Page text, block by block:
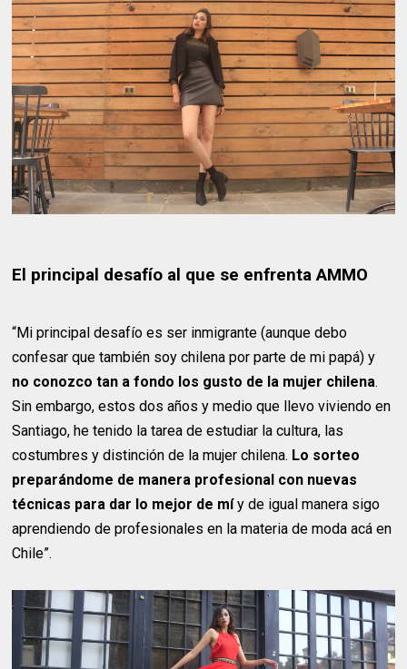
El principal desafío al que se enfrenta AMMO
“Mi principal desafío es ser inmigrante (aunque debo
confesar que también soy chilena por parte de mi papá) y
no conozco tan a fondo los gusto de la mujer chilena.
Sin embargo, estos dos años y medio que llevo viviendo en
Santiago, he tenido la tarea de estudiar la cultura, las
costumbres y distinción de la mujer chilena. Lo sorteo
preparándome de manera profesional con nuevas
técnicas para dar lo mejor de míy de igual manera sigo
aprendiendo de profesionales en la materia de moda acá en
Chile”.